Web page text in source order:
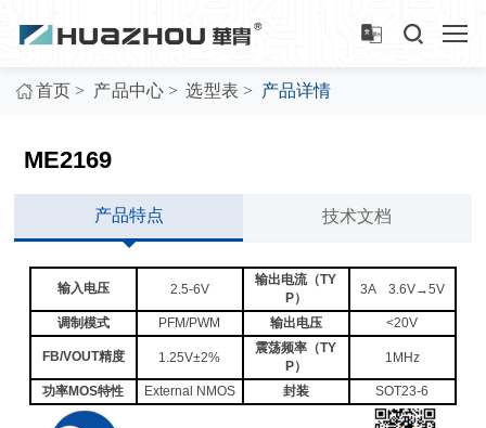
首页 > 产品中心 > 选型表 > 产品详情
ME2169
产品特点 技术文档
输入电压 2.5-6V
输出电流（TY
P）
3A 3.6V→5V
调制模式 PFM/PWM 输出电压 <20V
FB/VOUT精度 1.25V±2%
震荡频率（TY
P）
1MHz
功率MOS特性 External NMOS 封装 SOT23-6